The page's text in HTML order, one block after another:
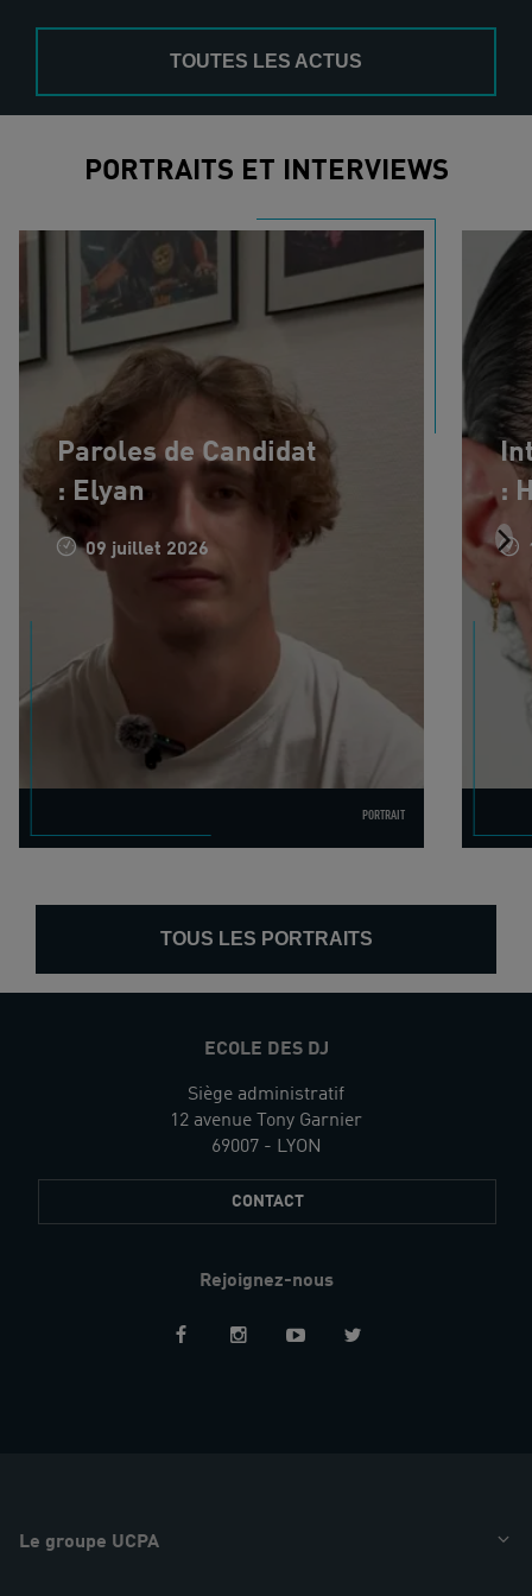
TOUTES LES ACTUS
PORTRAITS ET INTERVIEWS
Paroles de Candidat
: Elyan
09 juillet 2026
PORTRAIT
:
TOUS LES PORTRAITS
ECOLE DES DJ
Siège administratif
12 avenue Tony Garnier
69007 - LYON
CONTACT
Rejoignez-nous
Le groupe UCPA